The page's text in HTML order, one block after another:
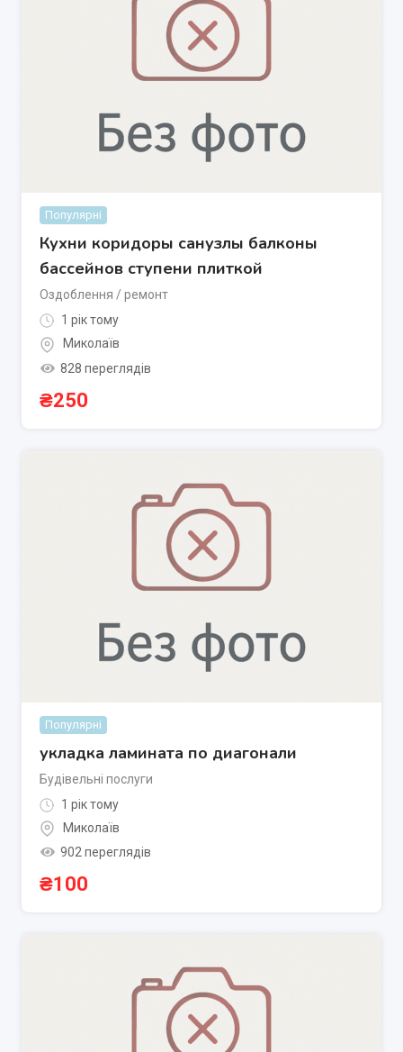
Популярні
Кухни коридоры санузлы балконы
бассейнов ступени плиткой
Оздоблення / ремонт
1 рік тому
Миколаїв
828 переглядів
₴250
Популярні
укладка ламината по диагонали
Будівельні послуги
1 рік тому
Миколаїв
902 переглядів
₴100